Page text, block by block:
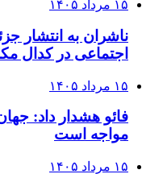
۱۵ مرداد ۱۴۰۵
ناشران به انتشار
اجتماعی در کدال
۱۵ مرداد ۱۴۰۵
فائو هشدار داد:
مواجه است
۱۵ مرداد ۱۴۰۵